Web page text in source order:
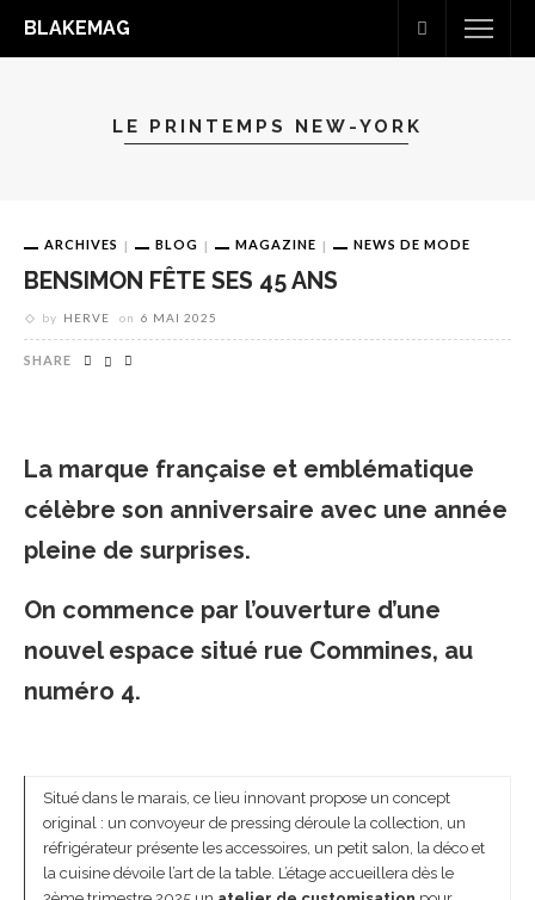
BLAKEMAG
LE PRINTEMPS NEW-YORK
ARCHIVES BLOG MAGAZINE NEWS DE MODE
BENSIMON FÊTE SES 45 ANS
by HERVE on 6 MAI 2025
SHARE
La marque française et emblématique
célèbre son anniversaire avec une année
pleine de surprises.
On commence par l’ouverture d’une
nouvel espace situé rue Commines, au
numéro 4.
Situé dans le marais, ce lieu innovant propose un concept
original : un convoyeur de pressing déroule la collection, un
réfrigérateur présente les accessoires, un petit salon, la déco et
la cuisine dévoile l’art de la table. L’étage accueillera dès le